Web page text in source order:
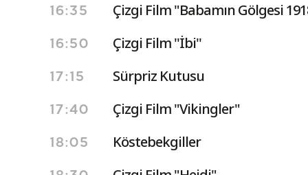
16:35 Çizgi Film "Babamın Gölgesi
16:50 Çizgi Film ''İbi''
17:15 Sürpriz Kutusu
17:40 Çizgi Film "Vikingler"
18:05 Köstebekgiller